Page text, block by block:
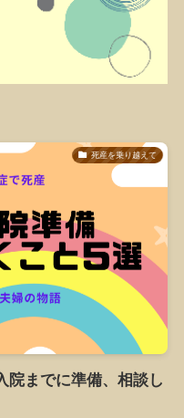
死産を乗り越えて
院までに準備、相談し